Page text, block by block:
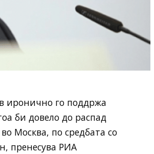
иронично го поддржа
би довело до распад
Москва, по средбата со
пренесува РИА